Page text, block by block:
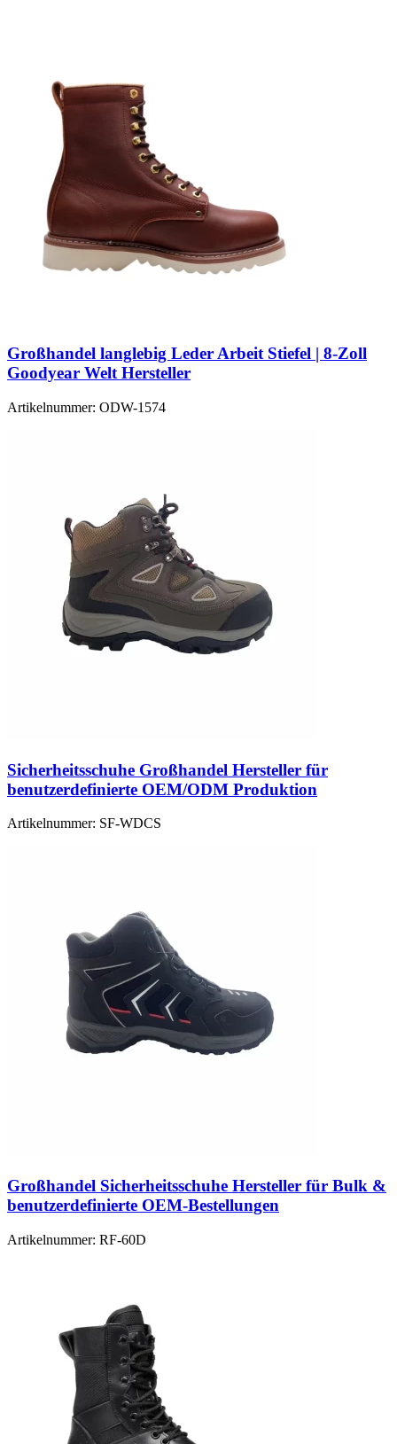
Großhandel langlebig Leder Arbeit Stiefel | 8-Zoll
Goodyear Welt Hersteller
Artikelnummer: ODW-1574
Sicherheitsschuhe Großhandel Hersteller für
benutzerdefinierte OEM/ODM Produktion
Artikelnummer: SF-WDCS
Großhandel Sicherheitsschuhe Hersteller für Bulk &
benutzerdefinierte OEM-Bestellungen
Artikelnummer: RF-60D